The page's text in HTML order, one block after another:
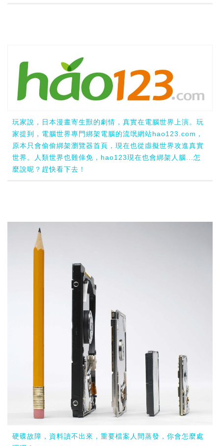
玩家說，日本漫畫寄生獸的劇情，真實在電腦世界上演。玩
家提到，電腦世界專門綁架電腦的流氓網站hao123.com，
原本只會偷偷綁架瀏覽器首頁，現在也從虛擬世界攻進真實
世界。人類世界也難倖免，hao123現在也會綁架人腦...怎
麼說呢？趕快看下去！
硬碟故障，資料讀不出來，重要檔案人間蒸發，你會怎麼處